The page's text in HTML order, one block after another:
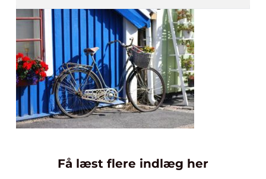
Få læst flere indlæg her